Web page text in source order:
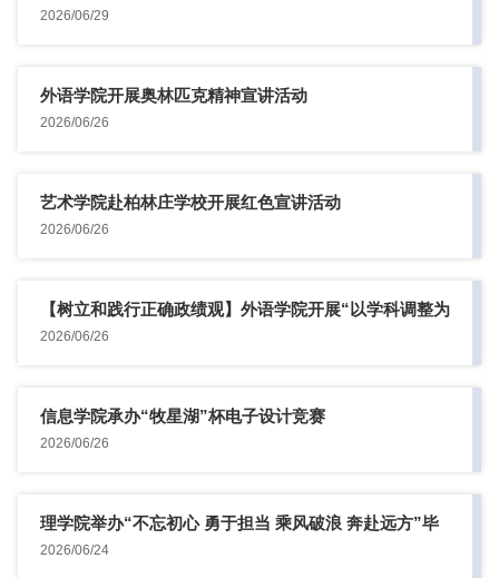
周年话剧...
2026/06/29
外语学院开展奥林匹克精神宣讲活动
2026/06/26
艺术学院赴柏林庄学校开展红色宣讲活动
2026/06/26
【树立和践行正确政绩观】外语学院开展“以学科调整为
契机推动学...
2026/06/26
信息学院承办“牧星湖”杯电子设计竞赛
2026/06/26
理学院举办“不忘初心 勇于担当 乘风破浪 奔赴远方”毕
业生党...
2026/06/24